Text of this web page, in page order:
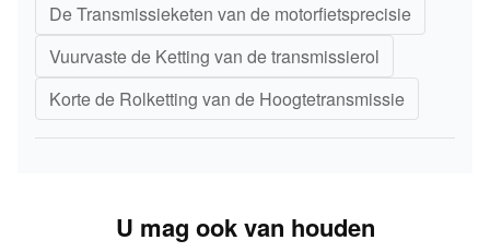
De Transmissieketen van de motorfietsprecisie
Vuurvaste de Ketting van de transmissierol
Korte de Rolketting van de Hoogtetransmissie
U mag ook van houden